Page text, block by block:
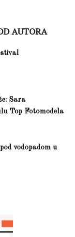
AUTORA
Sara
Top Fotomodela
vodopadom u